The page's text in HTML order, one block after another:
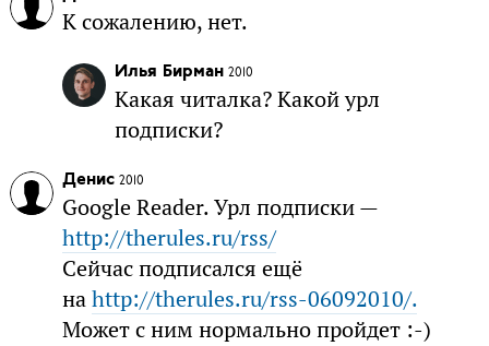
К сожалению, нет.
Илья Бирман 2010
Какая читалка? Какой урл
подписки?
Денис 2010
Google Reader. Урл подписки —
http://therules.ru/rss/
Сейчас подписался ещё
наhttp://therules.ru/rss-06092010/.
Может с ним нормально пройдет :-)